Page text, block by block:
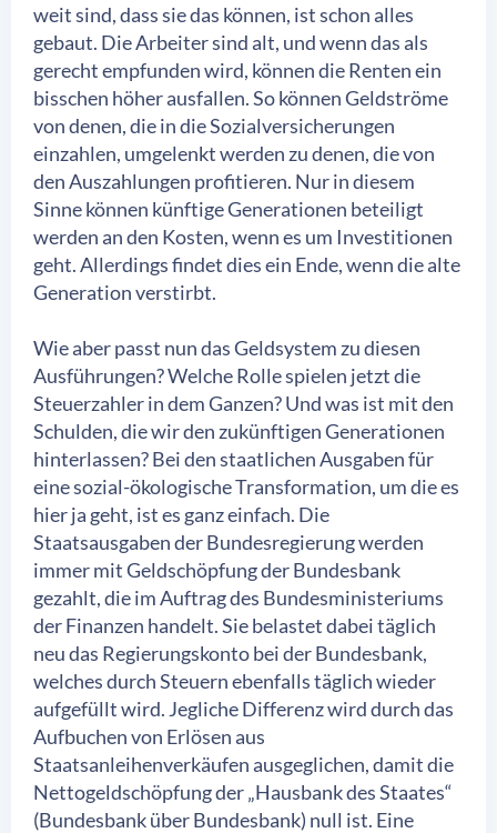
weit sind, dass sie das können, ist schon alles
gebaut. Die Arbeiter sind alt, und wenn das als
gerecht empfunden wird, können die Renten ein
bisschen höher ausfallen. So können Geldströme
von denen, die in die Sozialversicherungen
einzahlen, umgelenkt werden zu denen, die von
den Auszahlungen profitieren. Nur in diesem
Sinne können künftige Generationen beteiligt
werden an den Kosten, wenn es um Investitionen
geht. Allerdings findet dies ein Ende, wenn die alte
Generation verstirbt.
Wie aber passt nun das Geldsystem zu diesen
Ausführungen? Welche Rolle spielen jetzt die
Steuerzahler in dem Ganzen? Und was ist mit den
Schulden, die wir den zukünftigen Generationen
hinterlassen? Bei den staatlichen Ausgaben für
eine sozial-ökologische Transformation, um die es
hier ja geht, ist es ganz einfach. Die
Staatsausgaben der Bundesregierung werden
immer mit Geldschöpfung der Bundesbank
gezahlt, die im Auftrag des Bundesministeriums
der Finanzen handelt. Sie belastet dabei täglich
neu das Regierungskonto bei der Bundesbank,
welches durch Steuern ebenfalls täglich wieder
aufgefüllt wird. Jegliche Differenz wird durch das
Aufbuchen von Erlösen aus
Staatsanleihenverkäufen ausgeglichen, damit die
Nettogeldschöpfung der „Hausbank des Staates“
(Bundesbank über Bundesbank) null ist. Eine